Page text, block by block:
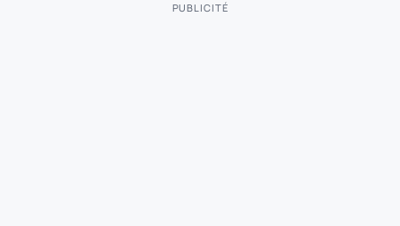
PUBLICITÉ